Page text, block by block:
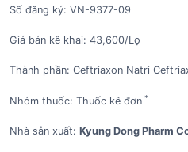
Số đăng ký: VN-9377-09
Giá bán kê khai: 43,600/Lọ
Thành phần: Ceftriaxon Natri
Nhóm thuốc: Thuốc kê đơn *
Nhà sản xuất: Kyung Dong Pharm